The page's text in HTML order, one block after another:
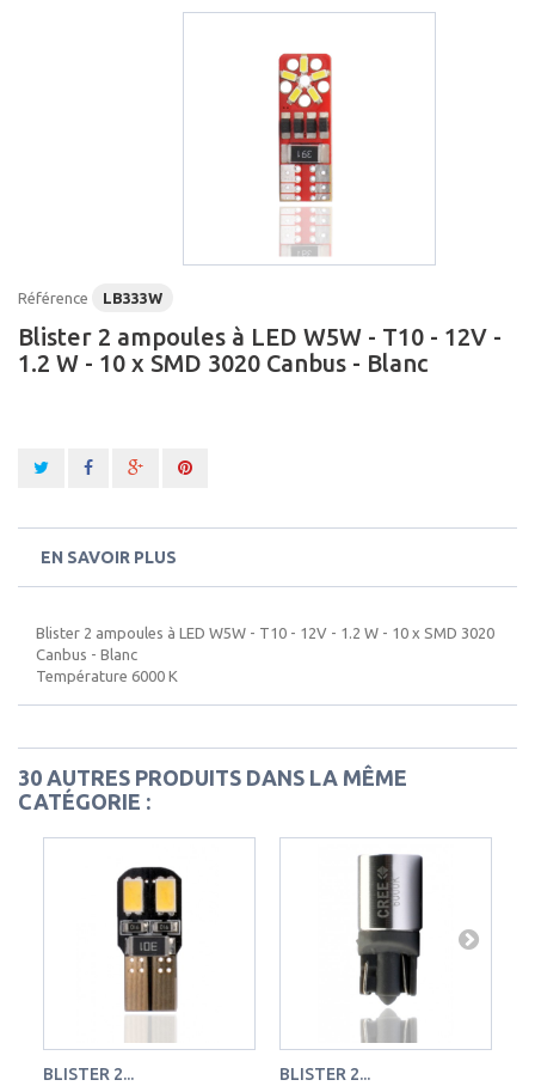
Référence LB333W
Blister 2 ampoules à LED W5W - T10 - 12V -
1.2 W - 10 x SMD 3020 Canbus - Blanc
EN SAVOIR PLUS
Blister 2 ampoules à LED W5W - T10 - 12V - 1.2 W - 10 x SMD 3020
Canbus - Blanc
Température 6000 K
30 AUTRES PRODUITS DANS LA MÊME
CATÉGORIE :
BLISTER 2... BLISTER 2...